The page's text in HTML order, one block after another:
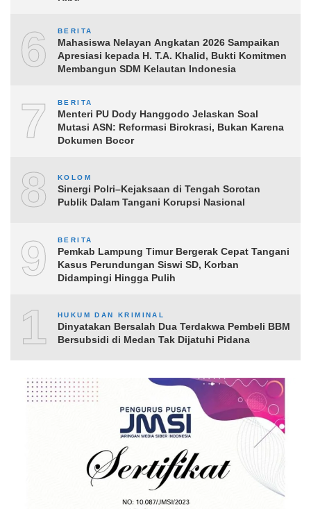
6 BERITA
Mahasiswa Nelayan Angkatan 2026 Sampaikan
Apresiasi kepada H. T.A. Khalid, Bukti Komitmen
Membangun SDM Kelautan Indonesia
7 BERITA
Menteri PU Dody Hanggodo Jelaskan Soal
Mutasi ASN: Reformasi Birokrasi, Bukan Karena
Dokumen Bocor
8 KOLOM
Sinergi Polri–Kejaksaan di Tengah Sorotan
Publik Dalam Tangani Korupsi Nasional
9 BERITA
Pemkab Lampung Timur Bergerak Cepat Tangani
Kasus Perundungan Siswi SD, Korban
Didampingi Hingga Pulih
10HUKUM DAN KRIMINAL
Dinyatakan Bersalah Dua Terdakwa Pembeli BBM
Bersubsidi di Medan Tak Dijatuhi Pidana